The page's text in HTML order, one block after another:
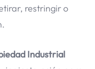
restringir o
Industrial